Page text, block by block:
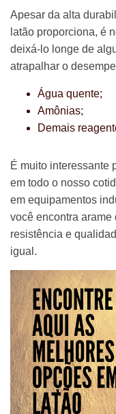
Apesar da alta
latão proporciona, é
deixá-lo longe de
atrapalhar o
Água quente;
Amônias;
Demais
É muito interessante
em todo o nosso
em equipamentos
você encontra
resistência e
igual.